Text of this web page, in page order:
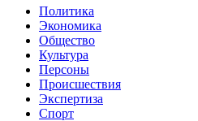
Политика
Экономика
Общество
Культура
Персоны
Происшествия
Экспертиза
Спорт